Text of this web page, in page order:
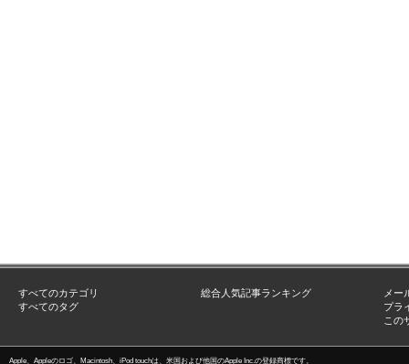
すべてのカテゴリ
すべてのタグ
総合人気記事ランキング
メー
プラ
この
Apple、Appleのロゴ、Macintosh、iPod touchは、米国および他国のApple Inc.の登録商標です。